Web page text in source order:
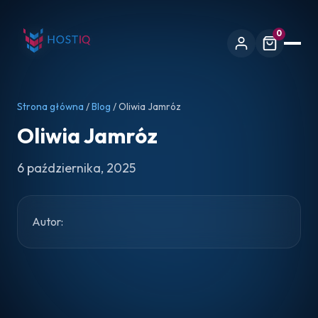
0
Strona główna /Blog / Oliwia Jamróz
Oliwia Jamróz
6 października, 2025
Autor: